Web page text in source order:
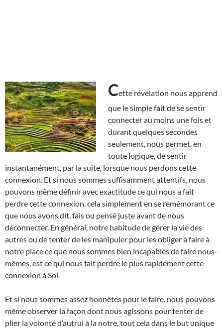
Cette révélation nous apprend
que le simple fait de se sentir
connecter au moins une fois et
durant quelques secondes
seulement, nous permet, en
toute logique, de sentir
instantanément, par la suite, lorsque nous perdons cette
connexion. Et si nous sommes suffisamment attentifs, nous
pouvons même définir avec exactitude ce qui nous a fait
perdre cette connexion, cela simplement en se remémorant ce
que nous avons dit, fais ou pensé juste avant de nous
déconnecter. En général, notre habitude de gérer la vie des
autres ou de tenter de les manipuler pour les obliger à faire à
notre place ce que nous sommes bien incapables de faire nous-
mêmes, est ce qui nous fait perdre le plus rapidement cette
connexion à Soi.
Et si nous sommes assez honnêtes pour le faire, nous pouvons
même observer la façon dont nous agissons pour tenter de
plier la volonté d’autrui à la notre, tout cela dans le but unique